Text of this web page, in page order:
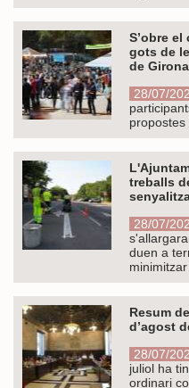
S’obre
gots de
de Girona
28/07/
treballs
28/07/
duen a
Resum
d’agost
28/07/
juliol ha
ordinari